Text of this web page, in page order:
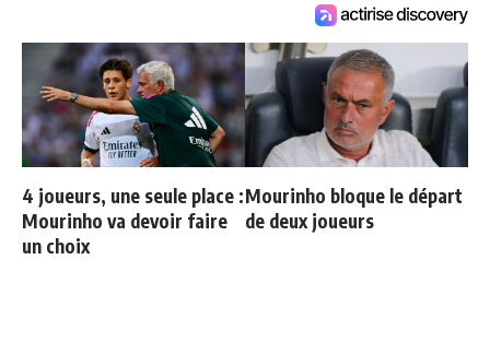
4 joueurs, une seule place :
Mourinho va devoir faire
un choix
Mourinho bloque le départ
de deux joueurs